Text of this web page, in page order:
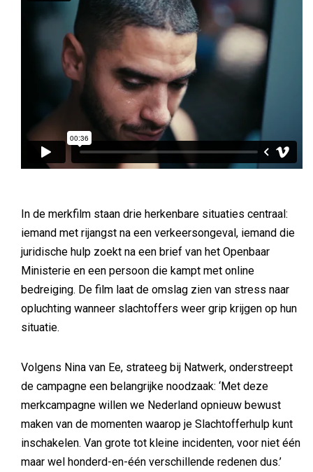
In de merkfilm staan drie herkenbare situaties centraal:
iemand met rijangst na een verkeersongeval, iemand die
juridische hulp zoekt na een brief van het Openbaar
Ministerie en een persoon die kampt met online
bedreiging. De film laat de omslag zien van stress naar
opluchting wanneer slachtoffers weer grip krijgen op hun
situatie.
Volgens Nina van Ee, strateeg bij Natwerk, onderstreept
de campagne een belangrijke noodzaak: ‘Met deze
merkcampagne willen we Nederland opnieuw bewust
maken van de momenten waarop je Slachtofferhulp kunt
inschakelen. Van grote tot kleine incidenten, voor niet één
maar wel honderd-en-één verschillende redenen dus.’